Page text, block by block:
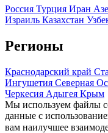
Россия Турция Иран
Израиль Казахстан
Регионы
Краснодарский край
Ингушетия Северная
Черкесия Адыгея Крым
Мы используем файлы
данные с
вам наилучшее